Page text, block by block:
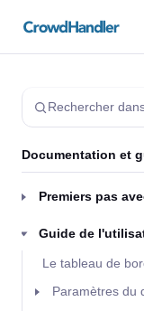
Rechercher
Documentation et
Premiers pas
Guide de
Le tableau de
Paramètres du